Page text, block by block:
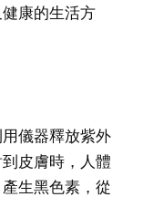
康的生活方
儀器釋放紫外
皮膚時，人體
生黑色素，從